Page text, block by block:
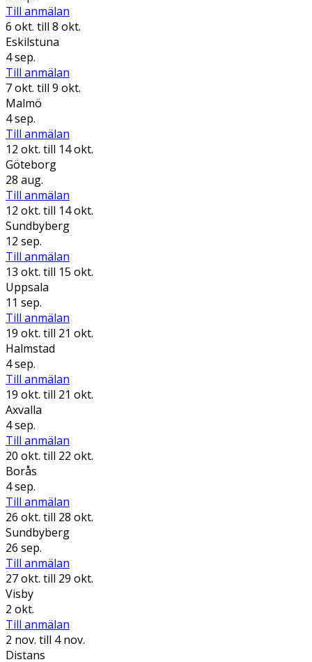
Till anmälan
6 okt. till 8 okt.
Eskilstuna
4 sep.
Till anmälan
7 okt. till 9 okt.
Malmö
4 sep.
Till anmälan
12 okt. till 14 okt.
Göteborg
28 aug.
Till anmälan
12 okt. till 14 okt.
Sundbyberg
12 sep.
Till anmälan
13 okt. till 15 okt.
Uppsala
11 sep.
Till anmälan
19 okt. till 21 okt.
Halmstad
4 sep.
Till anmälan
19 okt. till 21 okt.
Axvalla
4 sep.
Till anmälan
20 okt. till 22 okt.
Borås
4 sep.
Till anmälan
26 okt. till 28 okt.
Sundbyberg
26 sep.
Till anmälan
27 okt. till 29 okt.
Visby
2 okt.
Till anmälan
2 nov. till 4 nov.
Distans